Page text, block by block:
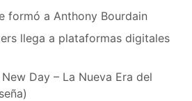
formó a Anthony Bourdain
llega a plataformas digitales
Day – La Nueva Era del